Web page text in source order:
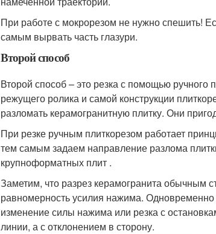
При работе с мокрорезом не нужно спешить!
самым вырвать часть глазури.
Второй способ
Второй способ – это резка с помощью ручного
режущего ролика и самой конструкции
разломать керамогранитную плитку. Они
При резке ручным плиткорезом работает
тем самым задаем направление разлома
крупноформатных плит .
Заметим, что разрез керамогранита обычным
равномерность усилия нажима.
изменение силы нажима или резка с
линии, а с отклонением в сторону.